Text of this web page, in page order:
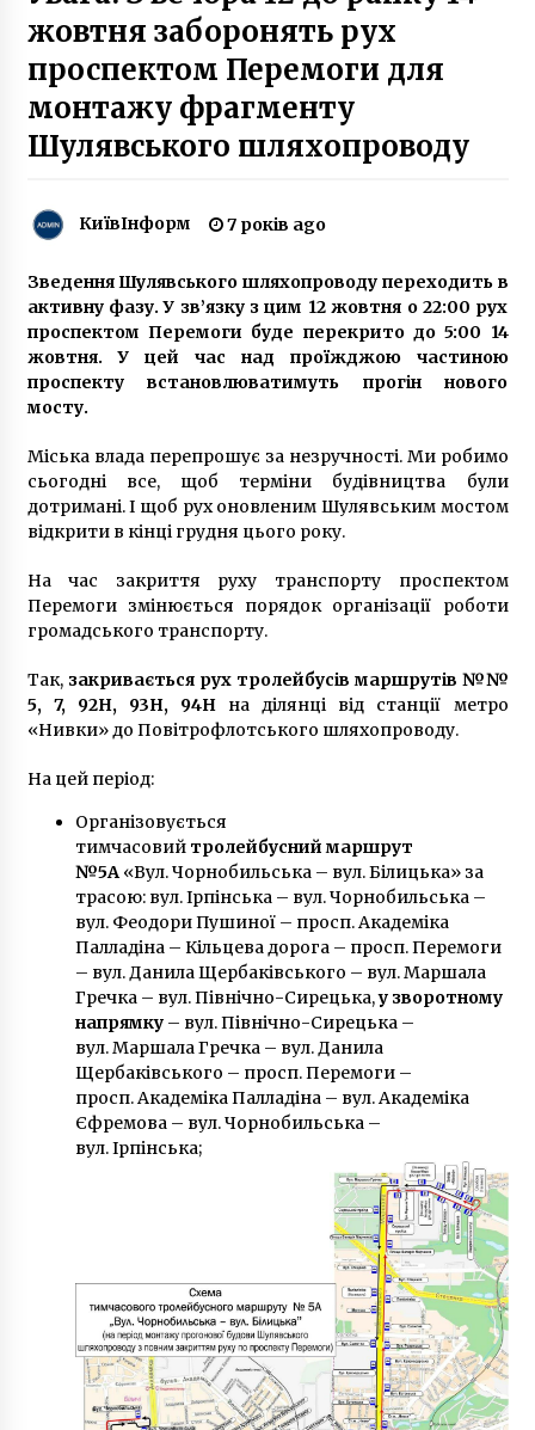
8 років ago
Через підвищення температури повітря у
Києві обмежать рух вантажівок
7 років ago
5 років ago
Неякісні комунальні послуги: мешканцям
Києва повернули майже 50 мільйонів гривень
5 років ago
«Слуга народу» з Кіровоградщини просить 8
київських квартир для своїх помічників
жовтня заборонять рух
проспектом Перемоги для
монтажу фрагменту
Шулявського шляхопроводу
КиївІнформ 7 років ago
Зведення Шулявського шляхопроводу переходить в
активну фазу. У зв’язку з цим 12 жовтня о 22:00 рух
проспектом Перемоги буде перекрито до 5:00 14
жовтня. У цей час над проїжджою частиною
проспекту встановлюватимуть прогін нового
мосту.
Міська влада перепрошує за незручності. Ми робимо
сьогодні все, щоб терміни будівництва були
дотримані. І щоб рух оновленим Шулявським мостом
відкрити в кінці грудня цього року.
На час закриття руху транспорту проспектом
Перемоги змінюється порядок організації роботи
громадського транспорту.
Так, закривається рух тролейбусів маршрутів №№
5, 7, 92Н, 93Н, 94Нна ділянці від станції метро
«Нивки» до Повітрофлотського шляхопроводу.
На цей період:
Організовується
тимчасовий тролейбусниймаршрут
№5А«Вул. Чорнобильська – вул. Білицька» за
трасою: вул. Ірпінська – вул. Чорнобильська –
вул. Феодори Пушиної – просп. Академіка
Палладіна – Кільцева дорога – просп. Перемоги
– вул. Данила Щербаківського – вул. Маршала
Гречка – вул. Північно-Сирецька,у зворотному
напрямку– вул. Північно-Сирецька –
вул. Маршала Гречка – вул. Данила
Щербаківського – просп. Перемоги –
просп. Академіка Палладіна – вул. Академіка
Єфремова – вул. Чорнобильська –
вул. Ірпінська;